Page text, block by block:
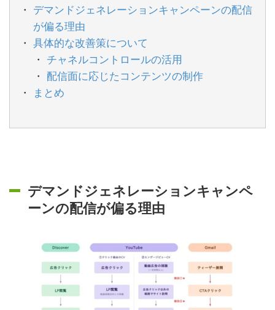
デマンドジェネレーションキャンペーンの配信
が偏る理由
具体的な改善策について
チャネルコントロールの活用
配信面に応じたコンテンツの制作
まとめ
デマンドジェネレーションキャンペ
ーンの配信が偏る理由